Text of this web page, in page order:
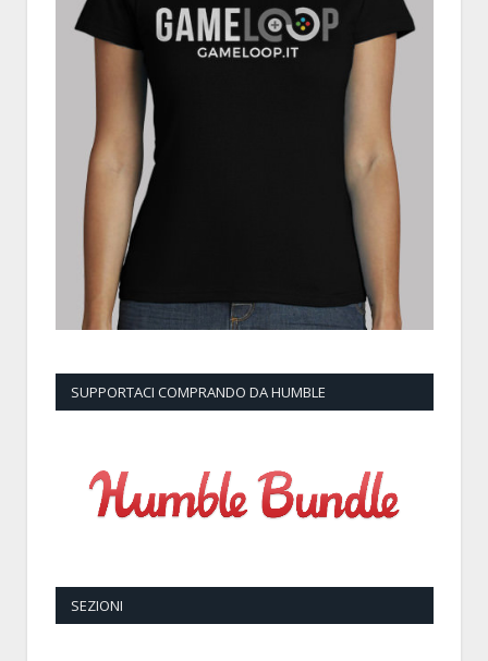
SUPPORTACI COMPRANDO DA HUMBLE
SEZIONI